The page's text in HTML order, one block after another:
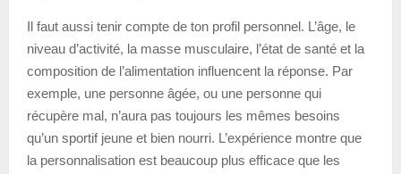
Il faut aussi tenir compte de ton profil personnel. L’âge, le
niveau d’activité, la masse musculaire, l’état de santé et la
composition de l’alimentation influencent la réponse. Par
exemple, une personne âgée, ou une personne qui
récupère mal, n’aura pas toujours les mêmes besoins
qu’un sportif jeune et bien nourri. L’expérience montre que
la personnalisation est beaucoup plus efficace que les